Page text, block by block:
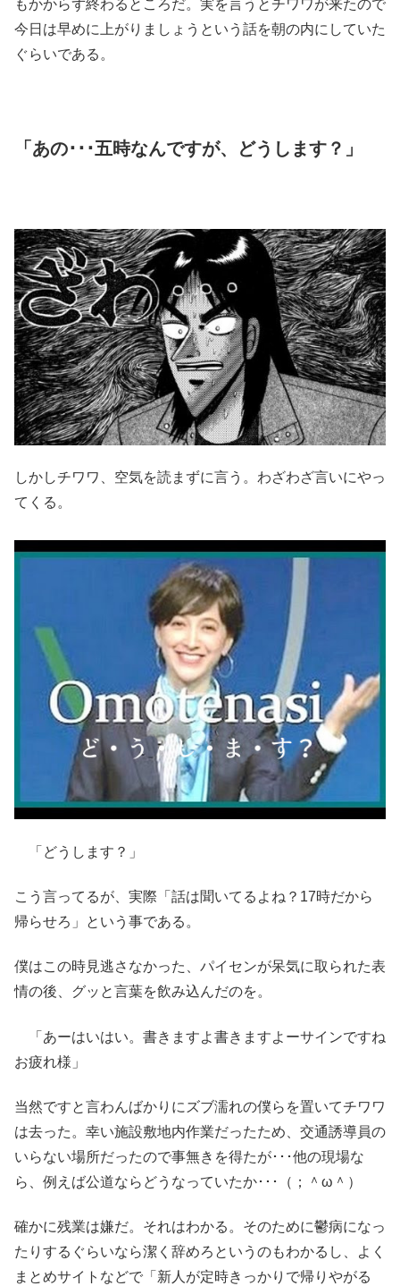
もかからず終わるところだ。実を言うとチワワが来たので
今日は早めに上がりましょうという話を朝の内にしていた
ぐらいである。
「あの･･･五時なんですが、どうします？」
しかしチワワ、空気を読まずに言う。わざわざ言いにやっ
てくる。
「どうします？」
こう言ってるが、実際「話は聞いてるよね？17時だから
帰らせろ」という事である。
僕はこの時見逃さなかった、パイセンが呆気に取られた表
情の後、グッと言葉を飲み込んだのを。
「あーはいはい。書きますよ書きますよーサインですね
お疲れ様」
当然ですと言わんばかりにズブ濡れの僕らを置いてチワワ
は去った。幸い施設敷地内作業だったため、交通誘導員の
いらない場所だったので事無きを得たが･･･他の現場な
ら、例えば公道ならどうなっていたか･･･（；＾ω＾）
確かに残業は嫌だ。それはわかる。そのために鬱病になっ
たりするぐらいなら潔く辞めろというのもわかるし、よく
まとめサイトなどで「新人が定時きっかりで帰りやがる